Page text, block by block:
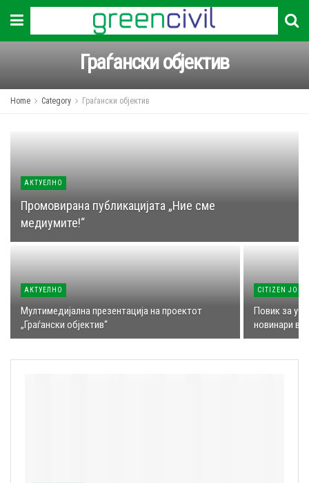
Граѓански објектив
Home Category Граѓански објектив
АКТУЕЛНО
Промовирана публикацијата „Ние сме
медиумите!“
АКТУЕЛНО
Мултимедијална презентација на проектот
„Граѓански објектив“
CITIZEN
Повик за
новинари во